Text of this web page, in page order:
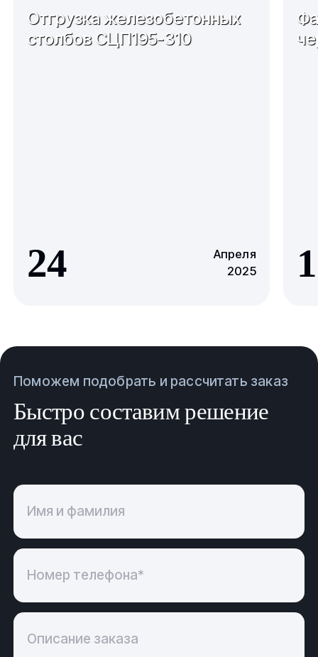
Отгрузка железобетонных
столбов СЦП195-310
24
Апреля
2025
Поможем подобрать и рассчитать заказ
Быстро составим решение
для вас
Имя и фамилия
Номер телефона*
Описание заказа